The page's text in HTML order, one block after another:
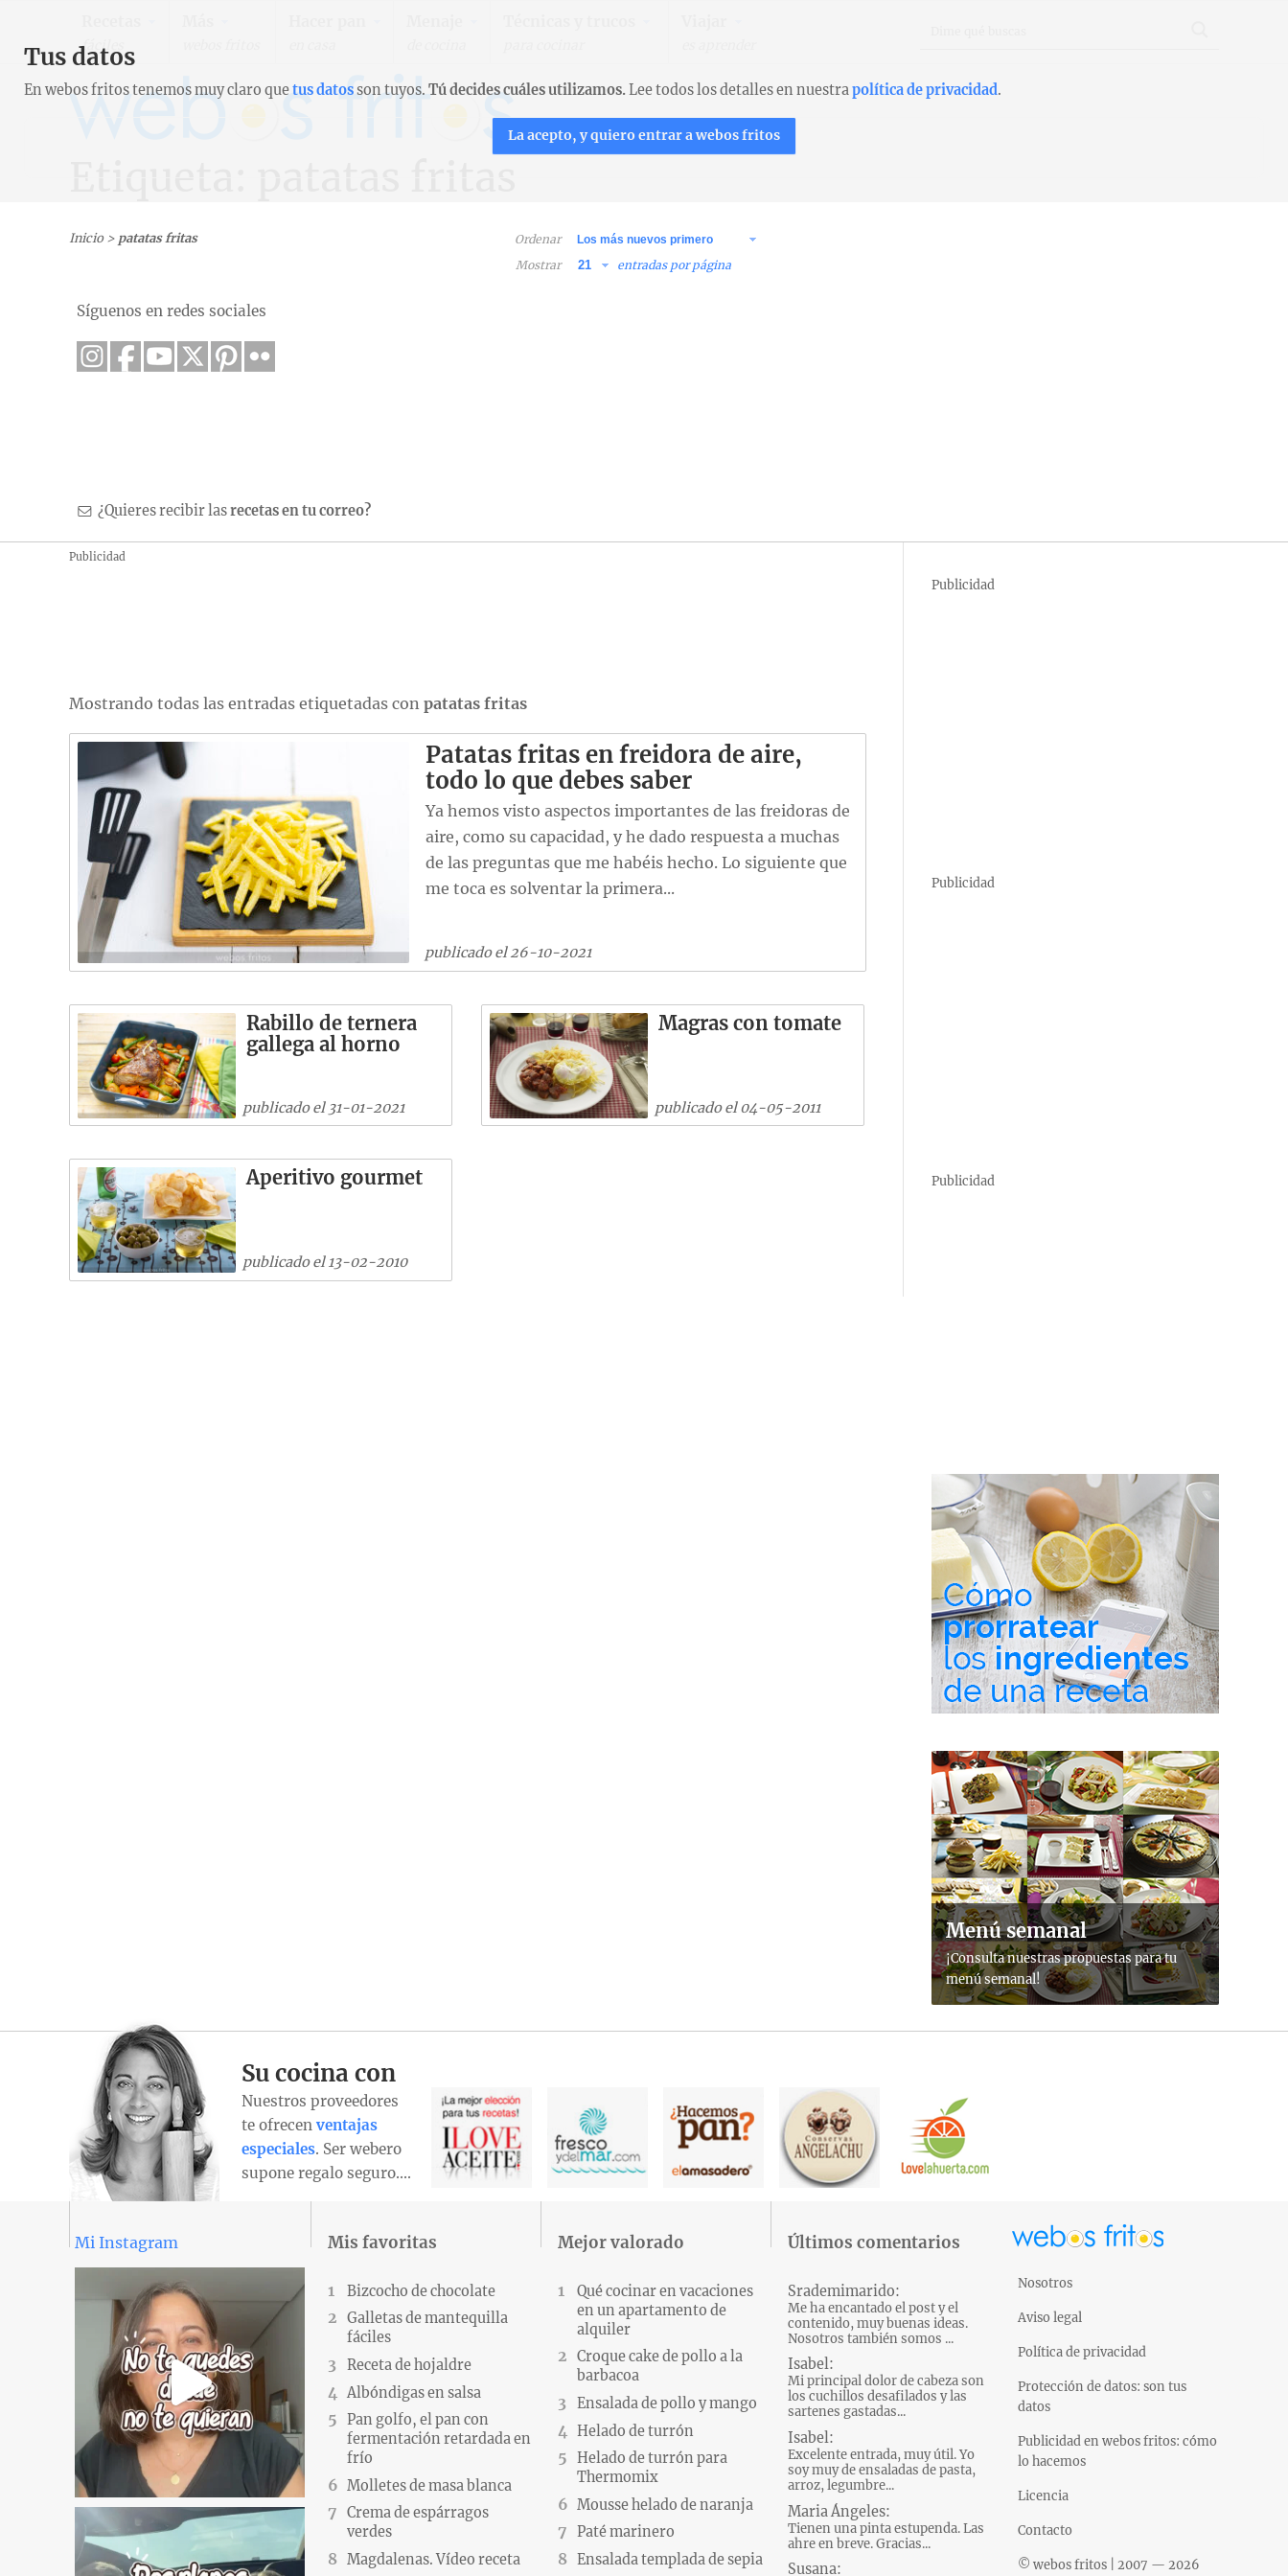
fáciles
Inicio> patatas fritas
Ordenar
Mostrar
entradas por página
Síguenos en redes sociales
¿Quieres recibir lasrecetas en tu correo?
Publicidad
Mostrando todas las entradas etiquetadas con patatas fritas
Patatas fritas en freidora de aire,
todo lo que debes saber
Ya hemos visto aspectos importantes de las freidoras de
aire, como su capacidad, y he dado respuesta a muchas
de las preguntas que me habéis hecho. Lo siguiente que
me toca es solventar la primera...
publicado el 26-10-2021
Rabillo de ternera
gallega al horno
publicado el 31-01-2021
Magras con tomate
publicado el 04-05-2011
Aperitivo gourmet
publicado el 13-02-2010
Publicidad
Publicidad
Publicidad
Menú semanal
¡Consulta nuestras propuestas para tu
menú semanal!
Su cocina con
Nuestros proveedores
te ofrecen ventajas
especiales. Ser webero
supone regalo seguro….
Mi Instagram Mis favoritas
Bizcocho de chocolate
Galletas de mantequilla
fáciles
Receta de hojaldre
Albóndigas en salsa
Pan golfo, el pan con
fermentación retardada en
frío
Molletes de masa blanca
Crema de espárragos
verdes
Magdalenas. Vídeo receta
Mejor valorado
Qué cocinar en vacaciones
en un apartamento de
alquiler
Croque cake de pollo a la
barbacoa
Ensalada de pollo y mango
Helado de turrón
Helado de turrón para
Thermomix
Mousse helado de naranja
Paté marinero
Ensalada templada de sepia
Últimos comentarios
Srademimarido:
Me ha encantado el post y el
contenido, muy buenas ideas.
Nosotros también somos ...
Isabel:
Mi principal dolor de cabeza son
los cuchillos desafilados y las
sartenes gastadas...
Isabel:
Excelente entrada, muy útil. Yo
soy muy de ensaladas de pasta,
arroz, legumbre...
Maria Ángeles:
Tienen una pinta estupenda. Las
ahre en breve. Gracias...
Susana:
Nosotros
Aviso legal
Política de privacidad
Protección de datos: son tus
datos
Publicidad en webos fritos: cómo
lo hacemos
Licencia
Contacto
© webos fritos | 2007 — 2026
Tus datos
En webos fritos tenemos muy claro quetus datosson tuyos. Tú decides cuáles utilizamos.Lee todos los detalles en nuestrapolítica de privacidad.
La acepto, y quiero entrar a webos fritos